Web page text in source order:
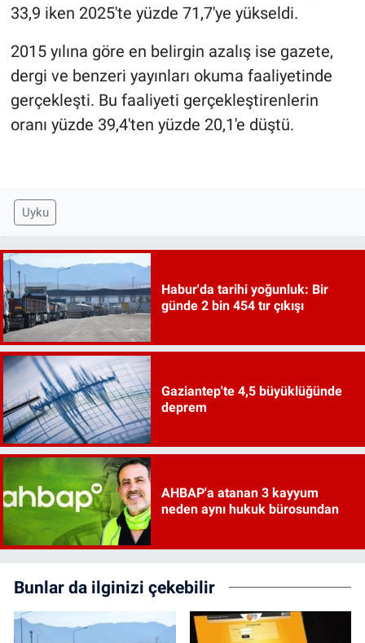
33,9 iken 2025'te yüzde 71,7'ye yükseldi.
2015 yılına göre en belirgin azalış ise gazete,
dergi ve benzeri yayınları okuma faaliyetinde
gerçekleşti. Bu faaliyeti gerçekleştirenlerin
oranı yüzde 39,4'ten yüzde 20,1'e düştü.
Uyku
Habur'da tarihi yoğunluk: Bir
günde 2 bin 454 tır çıkışı
Gaziantep'te 4,5 büyüklüğünde
deprem
AHBAP'a atanan 3 kayyum
neden aynı hukuk bürosundan
Bunlar da ilginizi çekebilir